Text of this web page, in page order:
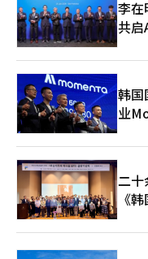
解功能，并提供可预测的指导方针。 劳动权
并非对立概念。稳定的就
劳动者也将失去立足之地
续。平衡这两者是先进工业国家的道路
工的行为难以获得公众共
当前世界在技术和速度
累。
李在
共启
韩国
业
二
《